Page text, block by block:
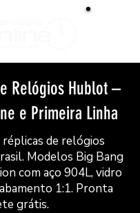
Relógios Hublot –
e Primeira Linha
de relógios
Modelos Big Bang
com aço 904L, vidro
1:1. Pronta
grátis.